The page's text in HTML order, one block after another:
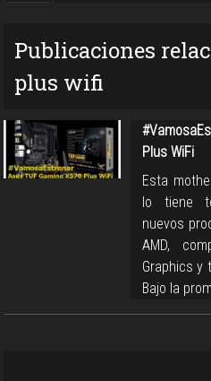
Publicaciones
plus wifi
Plus WiFi
Esta
lo tiene
nuevos
AMD,
Graphics y
Bajo la